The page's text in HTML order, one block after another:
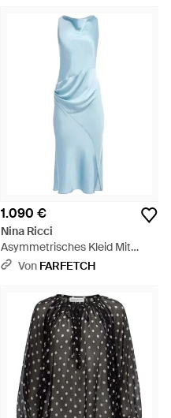
1.090 €
Nina Ricci
Asymmetrisches Kleid Mit
Offenem Rücken - Blau
Von FARFETCH